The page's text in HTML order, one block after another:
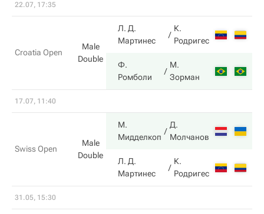
22.07, 17:35
Croatia Open
Male
Double
Л. Д.
Мартинес
К.
Родригес
Ф.
Ромболи
М.
Зорман
17.07, 11:40
Swiss Open
Male
Double
М.
Мидделкоп
Д.
Молчанов
Л. Д.
Мартинес
К.
Родригес
31.05, 15:30